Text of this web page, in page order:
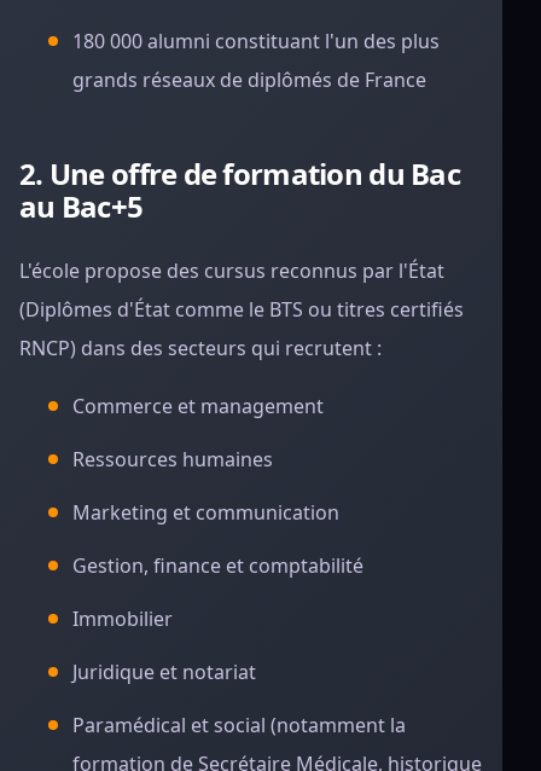
180 000 alumni constituant l'un des plus
grands réseaux de diplômés de France
2. Une offre de formation du Bac
au Bac+5
L'école propose des cursus reconnus par l'État
(Diplômes d'État comme le BTS ou titres certifiés
RNCP) dans des secteurs qui recrutent :
Commerce et management
Ressources humaines
Marketing et communication
Gestion, finance et comptabilité
Immobilier
Juridique et notariat
Paramédical et social (notamment la
formation de Secrétaire Médicale, historique